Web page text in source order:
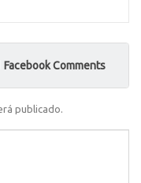
Facebook Comments
publicado.